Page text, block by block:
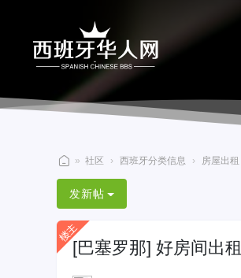
西
班
牙
华
» 社区 › 西班牙分类信息 › 房屋出租
发新帖
[巴塞罗那] 好房间出租